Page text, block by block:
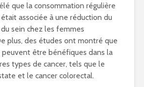
que la consommation régulière
associée à une réduction du
sein chez les femmes
plus, des études ont montré que
peuvent être bénéfiques dans la
types de cancer, tels que le
et le cancer colorectal.